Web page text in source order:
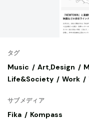
タグ
Music Art,Design
Life&Society
Work
サブメディア
Fika Kompass